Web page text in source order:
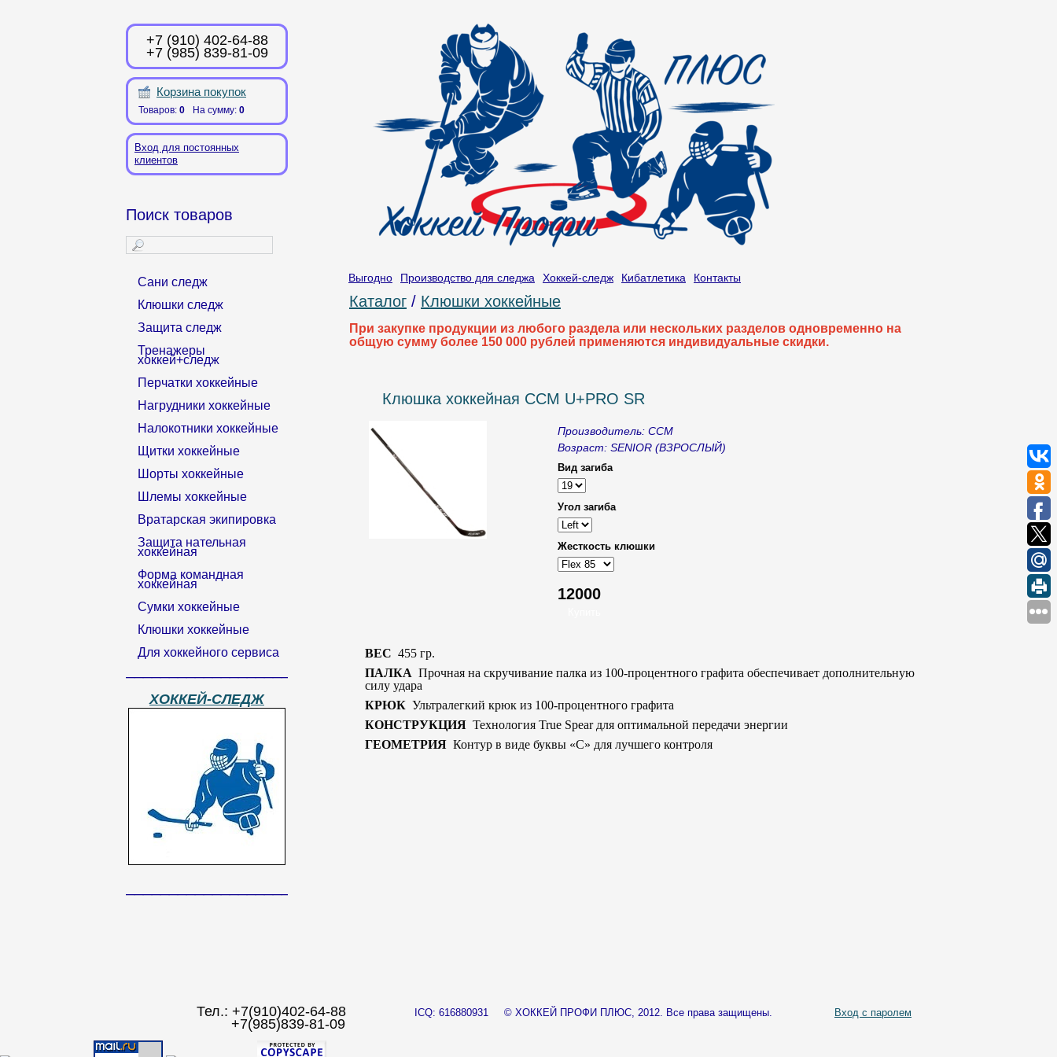
+7 (910) 402-64-88
+7 (985) 839-81-09
Корзина покупок
Товаров: 0 На сумму: 0
Вход для постоянных
клиентов
Выгодно Производство для следжа Хоккей-следж Кибатлетика Контакты
Поиск товаров
Сани следж
Клюшки следж
Защита следж
Тренажеры
хоккей+следж
Перчатки хоккейные
Нагрудники хоккейные
Налокотники хоккейные
Щитки хоккейные
Шорты хоккейные
Шлемы хоккейные
Вратарская экипировка
Защита нательная
хоккейная
Форма командная
хоккейная
Сумки хоккейные
Клюшки хоккейные
Для хоккейного сервиса
______________________________
ХОККЕЙ-СЛЕДЖ
Каталог / Клюшки хоккейные
При закупке продукции из любого раздела или нескольких разделов одновременно на
общую сумму более 150 000 рублей применяются индивидуальные скидки.
Клюшка хоккейная CCM U+PRO SR
Производитель: CCM
Возраст: SENIOR (ВЗРОСЛЫЙ)
Вид загиба
Угол загиба
Жесткость клюшки
12000
ВЕC 455 гр.
ПАЛКА Прочная на скручивание палка из 100-процентного графита обеспечивает дополнительную
силу удара
КРЮК Ультралегкий крюк из 100-процентного графита
КОНCТРУКЦИЯ Технология True Spear для оптимальной передачи энергии
ГЕОМЕТРИЯ Контур в виде буквы «C» для лучшего контроля
Тел.: +7(910)402-64-88
+7(985)839-81-09
Вход с паролем
ICQ: 616880931 © ХОККЕЙ ПРОФИ ПЛЮС, 2012. Все права защищены.